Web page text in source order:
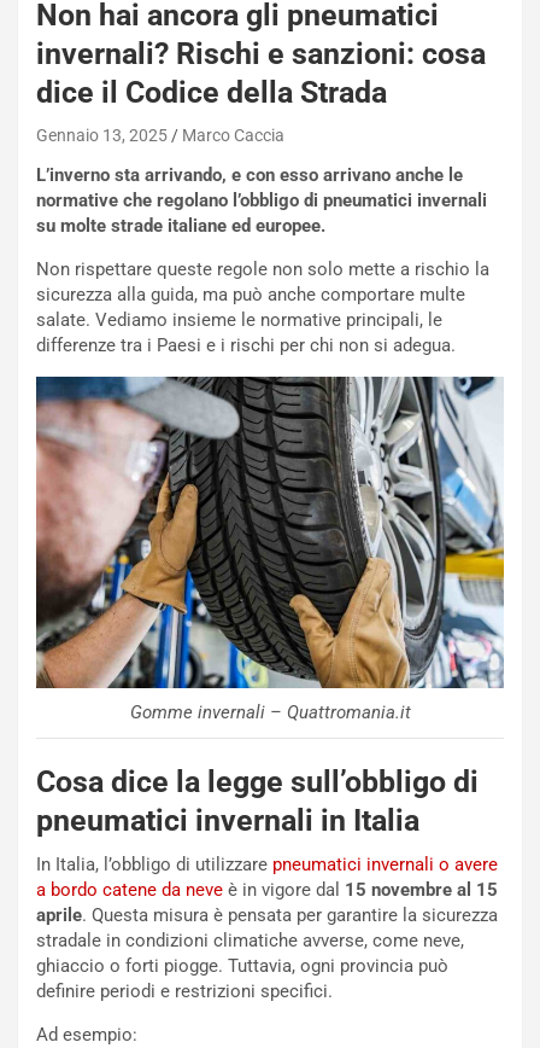
Non hai ancora gli pneumatici
invernali? Rischi e sanzioni: cosa
dice il Codice della Strada
Gennaio 13, 2025 Marco Caccia
L’inverno sta arrivando, e con esso arrivano anche le
normative che regolano l’obbligo di pneumatici invernali
su molte strade italiane ed europee.
Non rispettare queste regole non solo mette a rischio la
sicurezza alla guida, ma può anche comportare multe
salate. Vediamo insieme le normative principali, le
differenze tra i Paesi e i rischi per chi non si adegua.
Gomme invernali – Quattromania.it
Cosa dice la legge sull’obbligo di
pneumatici invernali in Italia
In Italia, l’obbligo di utilizzare pneumatici invernali o avere
a bordo catene da neve è in vigore dal 15 novembre al 15
aprile. Questa misura è pensata per garantire la sicurezza
stradale in condizioni climatiche avverse, come neve,
ghiaccio o forti piogge. Tuttavia, ogni provincia può
definire periodi e restrizioni specifici.
Ad esempio: